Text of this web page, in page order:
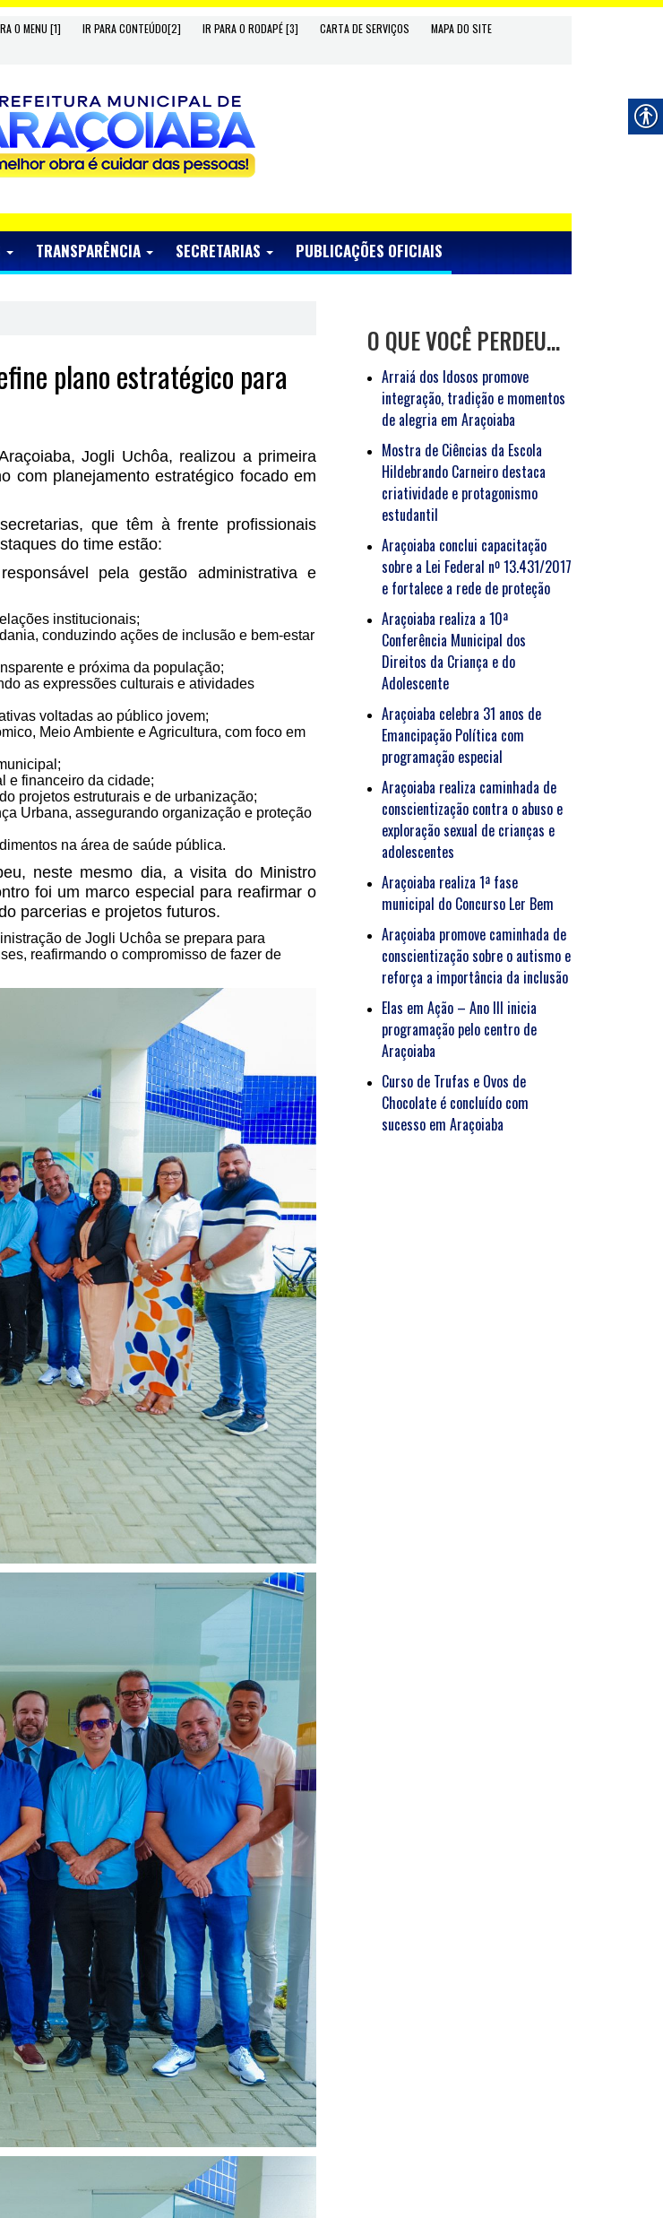
O MENU [1] IR PARA CONTEÚDO[2] IR PARA O RODAPÉ [3] CARTA DE SERVIÇOS
MAPA DO SITE
TRANSPARÊNCIA SECRETARIAS PUBLICAÇÕES OFICIAIS
plano estratégico para
Jogli Uchôa, realizou a primeira
com planejamento estratégico focado em
que têm à frente profissionais
do time estão:
pela gestão administrativa e
institucionais;
conduzindo ações de inclusão e bem-estar
e próxima da população;
as expressões culturais e atividades
voltadas ao público jovem;
Meio Ambiente e Agricultura, com foco em
e financeiro da cidade;
projetos estruturais e de urbanização;
Urbana, assegurando organização e proteção
na área de saúde pública.
neste mesmo dia, a visita do Ministro
foi um marco especial para reafirmar o
parcerias e projetos futuros.
de Jogli Uchôa se prepara para
reafirmando o compromisso de fazer de
O QUE VOCÊ PERDEU…
Arraiá dos Idosos promove
integração, tradição e momentos
de alegria em Araçoiaba
Mostra de Ciências da Escola
Hildebrando Carneiro destaca
criatividade e protagonismo
estudantil
Araçoiaba conclui capacitação
sobre a Lei Federal nº 13.431/2017
e fortalece a rede de proteção
Araçoiaba realiza a 10ª
Conferência Municipal dos
Direitos da Criança e do
Adolescente
Araçoiaba celebra 31 anos de
Emancipação Política com
programação especial
Araçoiaba realiza caminhada de
conscientização contra o abuso e
exploração sexual de crianças e
adolescentes
Araçoiaba realiza 1ª fase
municipal do Concurso Ler Bem
Araçoiaba promove caminhada de
conscientização sobre o autismo e
reforça a importância da inclusão
Elas em Ação – Ano III inicia
programação pelo centro de
Araçoiaba
Curso de Trufas e Ovos de
Chocolate é concluído com
sucesso em Araçoiaba